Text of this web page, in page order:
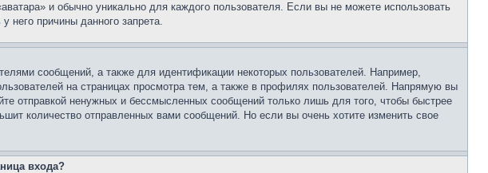
и обычно уникально для каждого пользователя. Если вы не можете использовать
него причины данного запрета.
сообщений, а также для идентификации некоторых пользователей. Например,
на страницах просмотра тем, а также в профилях пользователей. Напрямую вы
отправкой ненужных и бессмысленных сообщений только лишь для того, чтобы быстрее
количество отправленных вами сообщений. Но если вы очень хотите изменить свое
входа?